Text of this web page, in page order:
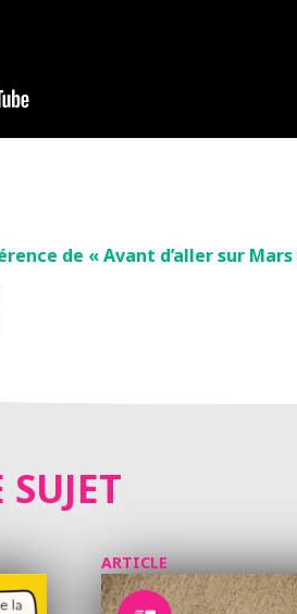
de « Avant d’aller sur Mars
ARTICLE